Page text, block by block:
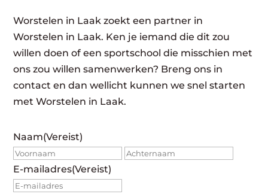
Worstelen in Laak zoekt een partner in
Worstelen in Laak. Ken je iemand die dit zou
willen doen of een sportschool die misschien met
ons zou willen samenwerken? Breng ons in
contact en dan wellicht kunnen we snel starten
met Worstelen in Laak.
Naam(Vereist)
Voornaam
E-mailadres(Vereist)